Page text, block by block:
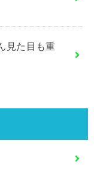
見た目も重